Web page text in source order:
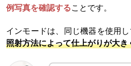
例写真を確認することです。
インモードは、同じ機器を使用し
照射方法によって仕上がりが大き